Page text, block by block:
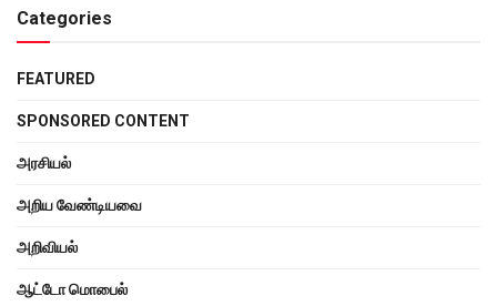
Categories
FEATURED
SPONSORED CONTENT
அரசியல்
அறிய வேண்டியவை
அறிவியல்
ஆட்டோ மொபைல்